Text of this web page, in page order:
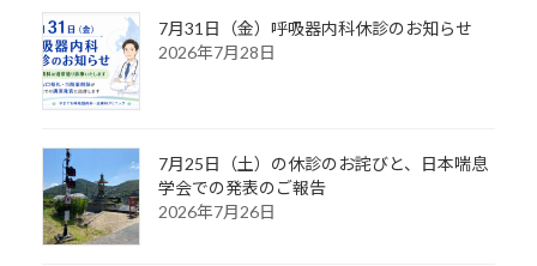
7月31日（金）呼吸器内科休診のお知らせ
2026年7月28日
7月25日（土）の休診のお詫びと、日本喘息
学会での発表のご報告
2026年7月26日